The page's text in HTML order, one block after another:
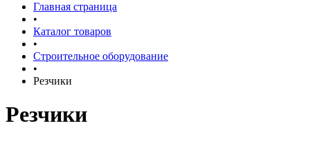
Главная страница
•
Каталог товаров
•
Строительное оборудование
•
Резчики
Резчики